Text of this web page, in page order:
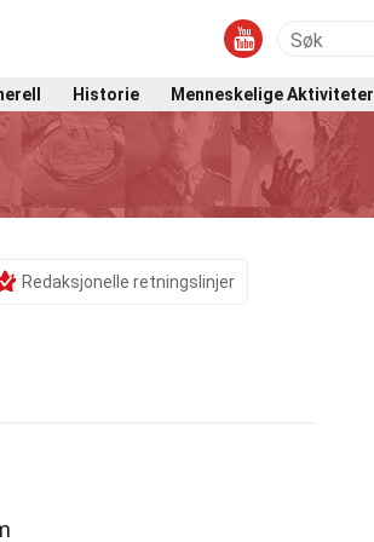
Historie Menneskelige Aktiviteter
Redaksjonelle retningslinjer